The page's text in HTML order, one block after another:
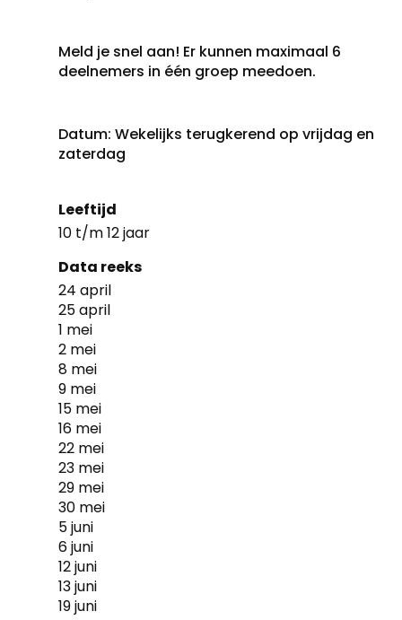
Meld je snel aan! Er kunnen maximaal 6
deelnemers in één groep meedoen.
Datum: Wekelijks terugkerend op vrijdag en
zaterdag
Leeftijd
10 t/m 12 jaar
Data reeks
24 april
25 april
1 mei
2 mei
8 mei
9 mei
15 mei
16 mei
22 mei
23 mei
29 mei
30 mei
5 juni
6 juni
12 juni
13 juni
19 juni